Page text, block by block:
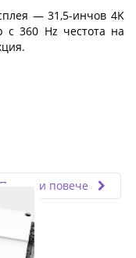
— 31,5-инчов 4K
с 360 Hz честота на
Прочети повече